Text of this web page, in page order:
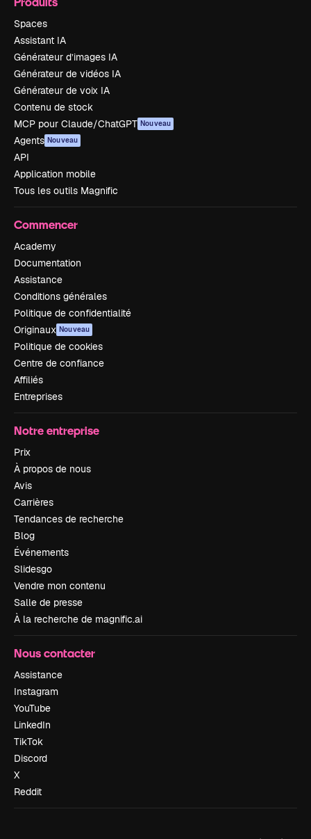
Spaces
Assistant IA
Générateur d’images IA
Générateur de vidéos IA
Générateur de voix IA
Contenu de stock
MCP pour Claude/ChatGPT Nouveau
Agents Nouveau
API
Application mobile
Tous les outils Magnific
Commencer
Academy
Documentation
Assistance
Conditions générales
Politique de confidentialité
Originaux Nouveau
Politique de cookies
Centre de confiance
Affiliés
Entreprises
Notre entreprise
Prix
À propos de nous
Avis
Carrières
Tendances de recherche
Blog
Événements
Slidesgo
Vendre mon contenu
Salle de presse
À la recherche de magnific.ai
Nous contacter
Assistance
Instagram
YouTube
LinkedIn
TikTok
Discord
X
Reddit